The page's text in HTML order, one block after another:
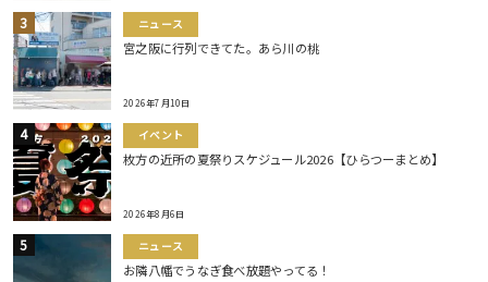
ニュース
宮之阪に行列できてた。あら川の桃
2026年7月10日
イベント
枚方の近所の夏祭りスケジュール2026【ひらつーまとめ】
2026年8月6日
ニュース
お隣八幡でうなぎ食べ放題やってる！